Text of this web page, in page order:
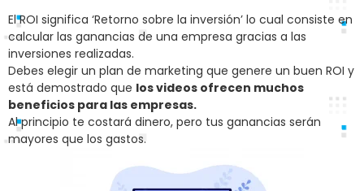
El ROI significa ‘Retorno sobre la inversión’ lo cual consiste en
calcular las ganancias de una empresa gracias a las
inversiones realizadas.
Debes elegir un plan de marketing que genere un buen ROI y
está demostrado que los videos ofrecen muchos
beneficios para las empresas.
Al principio te costará dinero, pero tus ganancias serán
mayores que los gastos.